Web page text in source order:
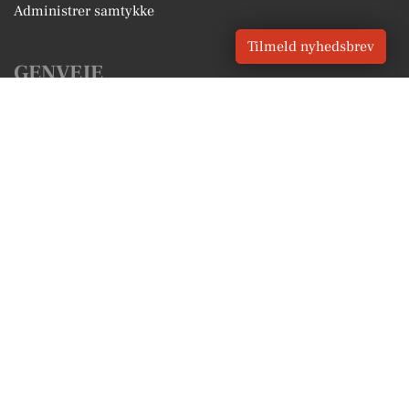
Administrer samtykke
GENVEJE
Tilmeld nyhedsbrev